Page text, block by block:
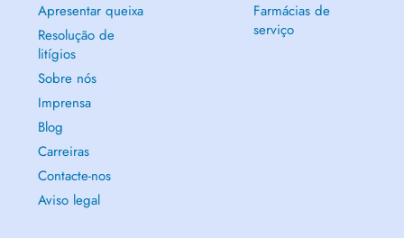
Apresentar queixa
Resolução de
litígios
Sobre nós
Imprensa
Blog
Carreiras
Contacte-nos
Aviso legal
Farmácias de
serviço